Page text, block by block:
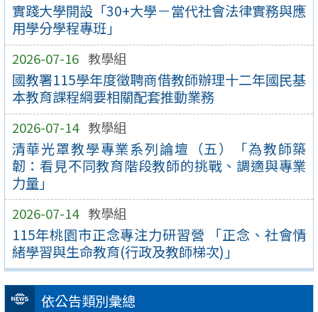
實踐大學開設「30+大學－當代社會法律實務與應
用學分學程專班」
2026-07-16 教學組
國教署115學年度徵聘商借教師辦理十二年國民基
本教育課程綱要相關配套推動業務
2026-07-14 教學組
清華光罩教學專業系列論壇（五）「為教師築
韌：看見不同教育階段教師的挑戰、調適與專業
力量」
2026-07-14 教學組
115年桃園市正念專注力研習營 「正念、社會情
緒學習與生命教育(行政及教師梯次)」
依公告類別彙總